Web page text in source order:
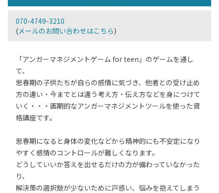
070-4749-3210
(メールのお問い合わせはこちら)
「アンガーマネジメントゲーム for teen」のゲームを通し
て、
思春期の子供たちが自らの感情に気づき、他者との受け止め
方の違い・今までとは違う考え方・伝え方などを身につけて
いく・・・画期的なアンガーマネジメントツールを使った資
格講座です。
思春期になると身体の変化などから精神的にも不安定になり
やすく感情のコントロールが難しくなります。
どうしていいか答えを出せるだけの力が備わっていなかった
り、
解決策の選択肢が少ないために戸惑い、悩みを抱えてしまう